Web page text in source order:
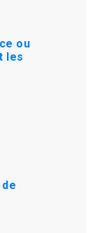
ou
les